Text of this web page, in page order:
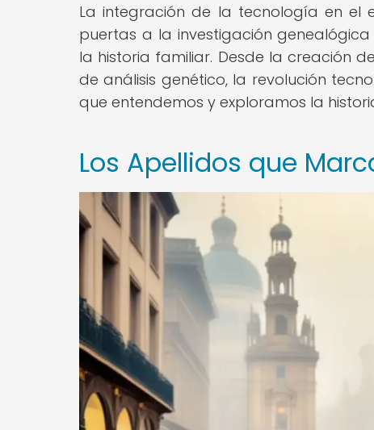
La integración de la tecnología en el
puertas a la investigación
la historia familiar. Desde la creación
de análisis genético, la revolución
que entendemos y exploramos la
Los Apellidos que